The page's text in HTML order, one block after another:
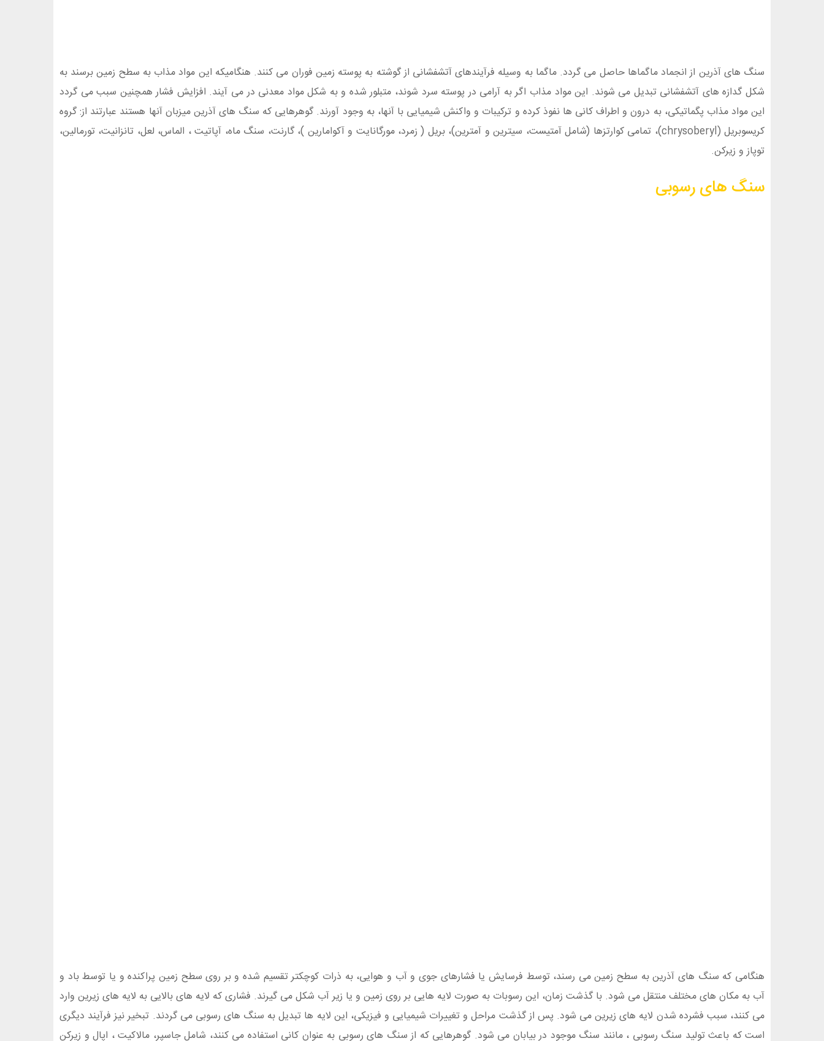
سنگ های آذرین از انجماد ماگماها حاصل می گردد. ماگما به وسیله فرآیندهای آتشفشانی از گوشته به پوسته زمین فوران می کنند. هنگامیکه این مواد مذاب به سطح زمین برسند به
شکل گدازه های آتشفشانی تبدیل می شوند. این مواد مذاب اگر به آرامی در پوسته سرد شوند، متبلور شده و به شکل مواد معدنی در می آیند. افزایش فشار همچنین سبب می گردد
این مواد مذاب پگماتیکی، به درون و اطراف کانی ها نفوذ کرده و ترکیبات و واکنش شیمیایی با آنها، به وجود آورند. گوهرهایی که سنگ های آذرین میزبان آنها هستند عبارتند از: گروه
کریسوبریل (chrysoberyl)، تمامی کوارتزها (شامل آمتیست، سیترین و آمترین)، بریل ( زمرد، مورگانایت و آکوامارین )، گارنت، سنگ ماه، آپاتیت ، الماس، لعل، تانزانیت، تورمالین،
توپاز و زیرکن.
سنگ های رسوبی
هنگامی که سنگ های آذرین به سطح زمین می رسند، توسط فرسایش یا فشارهای جوی و آب و هوایی، به ذرات کوچکتر تقسیم شده و بر روی سطح زمین پراکنده و یا توسط باد و
آب به مکان های مختلف منتقل می شود. با گذشت زمان، این رسوبات به صورت لایه هایی بر روی زمین و یا زیر آب شکل می گیرند. فشاری که لایه های بالایی به لایه های زیرین وارد
می کنند، سبب فشرده شدن لایه های زیرین می شود. پس از گذشت مراحل و تغییرات شیمیایی و فیزیکی، این لایه ها تبدیل به سنگ های رسوبی می گردند. تبخیر نیز فرآیند دیگری
است که باعث تولید سنگ رسوبی ، مانند سنگ موجود در بیابان می شود. گوهرهایی که از سنگ های رسوبی به عنوان کانی استفاده می کنند، شامل جاسپر، مالاکیت ، اپال و زیرکن